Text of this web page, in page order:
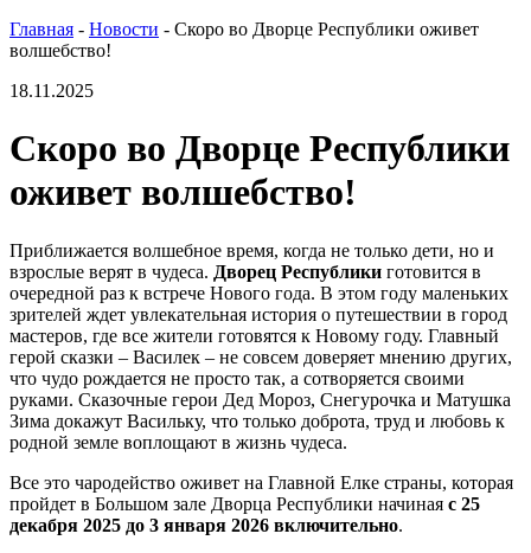
Главная - Новости - Скоро во Дворце Республики оживет
волшебство!
18.11.2025
Скоро во Дворце Республики
оживет волшебство!
Приближается волшебное время, когда не только дети, но и
взрослые верят в чудеса. Дворец Республики готовится в
очередной раз к встрече Нового года. В этом году маленьких
зрителей ждет увлекательная история о путешествии в город
мастеров, где все жители готовятся к Новому году. Главный
герой сказки – Василек – не совсем доверяет мнению других,
что чудо рождается не просто так, а сотворяется своими
руками. Сказочные герои Дед Мороз, Снегурочка и Матушка
Зима докажут Васильку, что только доброта, труд и любовь к
родной земле воплощают в жизнь чудеса.
Все это чародейство оживет на Главной Елке страны, которая
пройдет в Большом зале Дворца Республики начиная с 25
декабря 2025 до 3 января 2026 включительно.